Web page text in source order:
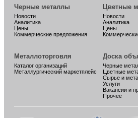
Черные металлы
Новости
Аналитика
Цены
Коммерческие предложения
Цветные
Новости
Аналитика
Цены
Металлоторговля
Каталог организаций
Металлургический маркетплейс
Доска
Черные
Цветные
Сырье и
Услуги
Вакансии и
Прочее